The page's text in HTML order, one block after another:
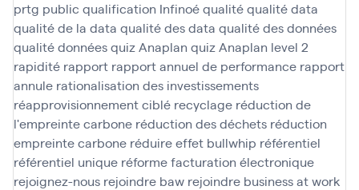
prtg public qualification Infinoéqualitéqualité data
qualité de la data qualité des data qualité des données
qualité donnéesquiz Anaplan quiz Anaplan level 2
rapidité rapport rapport annuel de performance rapport
annule rationalisation des investissements
réapprovisionnement ciblé recyclage réduction de
l'empreinte carbone réduction des déchets réduction
empreinte carbone réduire effet bullwhip référentiel
référentiel unique réforme facturation électronique
rejoignez-nous rejoindre baw rejoindre business at work